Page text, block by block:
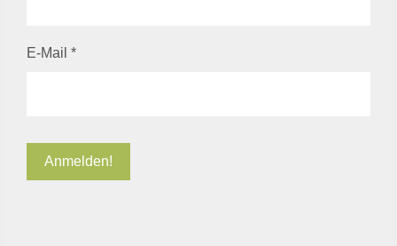
E-Mail *